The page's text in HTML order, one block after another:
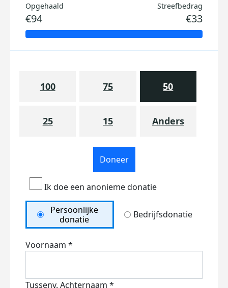
Opgehaald
€94
Streefbedrag
€33
100 75 50
25 15 Anders
Doneer
Ik doe een anonieme donatie
Persoonlijke
donatie
Bedrijfsdonatie
Voornaam *
Tussenv. Achternaam *